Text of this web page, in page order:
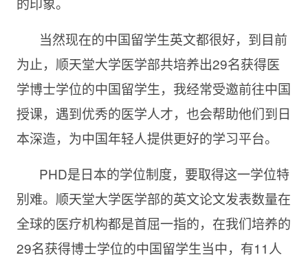
当然现在的中国留学生英文都很好，到目前
为止，顺天堂大学医学部共培养出29名获得医
学博士学位的中国留学生，我经常受邀前往中国
授课，遇到优秀的医学人才，也会帮助他们到日
本深造，为中国年轻人提供更好的学习平台。
PHD是日本的学位制度，要取得这一学位特
别难。顺天堂大学医学部的英文论文发表数量在
全球的医疗机构都是首屈一指的，在我们培养的
29名获得博士学位的中国留学生当中，有11人